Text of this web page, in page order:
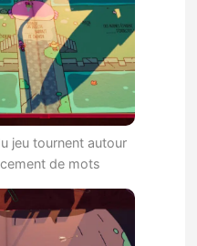
jeu tournent autour
de mots